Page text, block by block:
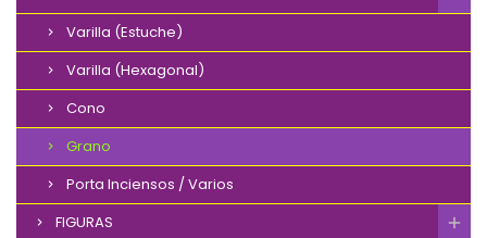
Varilla (Estuche)
Varilla (Hexagonal)
Cono
Grano
Porta Inciensos / Varios
FIGURAS